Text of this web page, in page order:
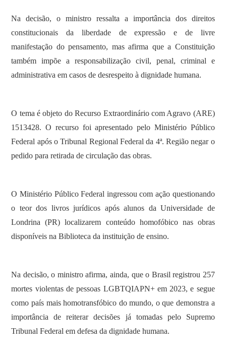
Na decisão, o ministro ressalta a importância dos direitos
constitucionais da liberdade de expressão e de livre
manifestação do pensamento, mas afirma que a Constituição
também impõe a responsabilização civil, penal, criminal e
administrativa em casos de desrespeito à dignidade humana.
O tema é objeto do Recurso Extraordinário com Agravo (ARE)
1513428. O recurso foi apresentado pelo Ministério Público
Federal após o Tribunal Regional Federal da 4ª. Região negar o
pedido para retirada de circulação das obras.
O Ministério Público Federal ingressou com ação questionando
o teor dos livros jurídicos após alunos da Universidade de
Londrina (PR) localizarem conteúdo homofóbico nas obras
disponíveis na Biblioteca da instituição de ensino.
Na decisão, o ministro afirma, ainda, que o Brasil registrou 257
mortes violentas de pessoas LGBTQIAPN+ em 2023, e segue
como país mais homotransfóbico do mundo, o que demonstra a
importância de reiterar decisões já tomadas pelo Supremo
Tribunal Federal em defesa da dignidade humana.